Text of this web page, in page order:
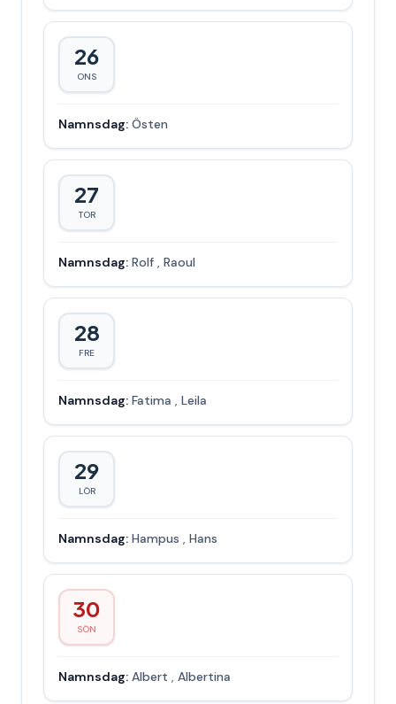
26
ONS
Namnsdag: Östen
27
TOR
Namnsdag: Rolf , Raoul
28
FRE
Namnsdag: Fatima , Leila
29
LÖR
Namnsdag: Hampus , Hans
30
SÖN
Namnsdag: Albert , Albertina